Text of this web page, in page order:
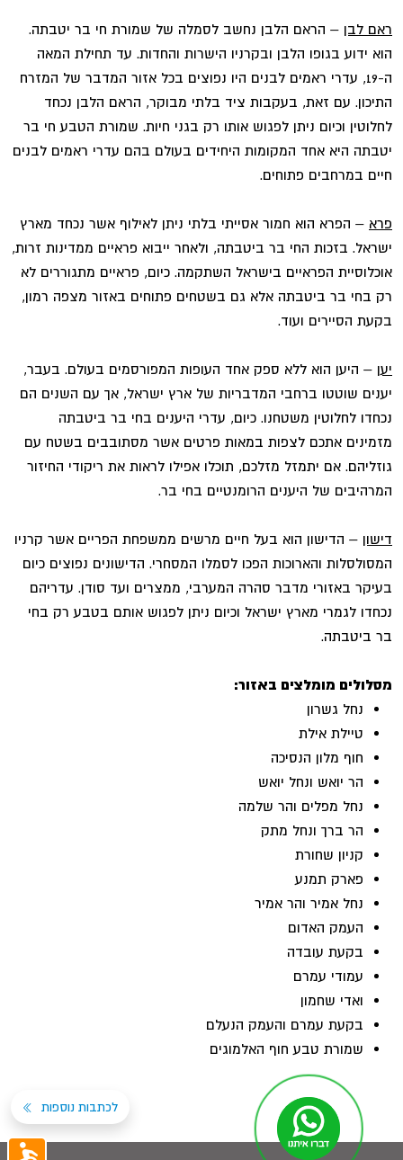
ראם לבן – הראם הלבן נחשב לסמלה של שמורת חי בר יטבתה.
הוא ידוע בגופו הלבן ובקרניו הישרות והחדות. עד תחילת המאה
ה-19, עדרי ראמים לבנים היו נפוצים בכל אזור המדבר של המזרח
התיכון. עם זאת, בעקבות ציד בלתי מבוקר, הראם הלבן נכחד
לחלוטין וכיום ניתן לפגוש אותו רק בגני חיות. שמורת הטבע חי בר
יטבתה היא אחד המקומות היחידים בעולם בהם עדרי ראמים לבנים
חיים במרחבים פתוחים.
פרא – הפרא הוא חמור אסייתי בלתי ניתן לאילוף אשר נכחד מארץ
ישראל. בזכות החי בר ביטבתה, ולאחר ייבוא פראיים ממדינות זרות,
אוכלוסיית הפראיים בישראל השתקמה. כיום, פראיים מתגוררים לא
רק בחי בר ביטבתה אלא גם בשטחים פתוחים באזור מצפה רמון,
בקעת הסיירים ועוד.
יען – היען הוא ללא ספק אחד העופות המפורסמים בעולם. בעבר,
יענים שוטטו ברחבי המדבריות של ארץ ישראל, אך עם השנים הם
נכחדו לחלוטין משטחנו. כיום, עדרי היענים בחי בר ביטבתה
מזמינים אתכם לצפות במאות פרטים אשר מסתובבים בשטח עם
גוזליהם. אם יתמזל מזלכם, תוכלו אפילו לראות את ריקודי החיזור
המרהיבים של היענים הרומנטיים בחי בר.
דישון – הדישון הוא בעל חיים מרשים ממשפחת הפריים אשר קרניו
המסולסלות והארוכות הפכו לסמלו המסחרי. הדישונים נפוצים כיום
בעיקר באזורי מדבר סהרה המערבי, ממצרים ועד סודן. עדריהם
נכחדו לגמרי מארץ ישראל וכיום ניתן לפגוש אותם בטבע רק בחי
בר ביטבתה.
מסלולים מומלצים באזור:
נחל גשרון
טיילת אילת
חוף מלון הנסיכה
הר יואש ונחל יואש
נחל מפלים והר שלמה
הר ברך ונחל מתק
קניון שחורת
פארק תמנע
נחל אמיר והר אמיר
העמק האדום
בקעת עובדה
עמודי עמרם
ואדי שחמון
בקעת עמרם והעמק הנעלם
שמורת טבע חוף האלמוגים
לכתבות נוספות